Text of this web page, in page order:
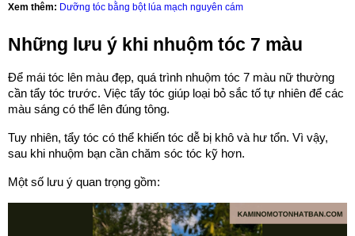
Xem thêm: Dưỡng tóc bằng bột lúa mạch nguyên cám
Những lưu ý khi nhuộm tóc 7 màu
Để mái tóc lên màu đẹp, quá trình nhuộm tóc 7 màu nữ thường
cần tẩy tóc trước. Việc tẩy tóc giúp loại bỏ sắc tố tự nhiên để các
màu sáng có thể lên đúng tông.
Tuy nhiên, tẩy tóc có thể khiến tóc dễ bị khô và hư tổn. Vì vậy,
sau khi nhuộm bạn cần chăm sóc tóc kỹ hơn.
Một số lưu ý quan trọng gồm: